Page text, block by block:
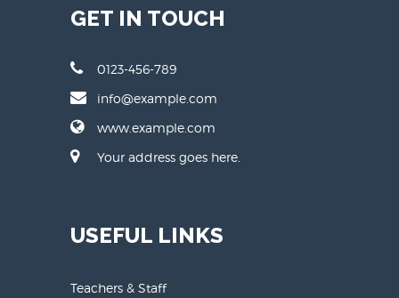
GET IN TOUCH
0123-456-789
info@example.com
www.example.com
Your address goes here.
USEFUL LINKS
Teachers & Staff